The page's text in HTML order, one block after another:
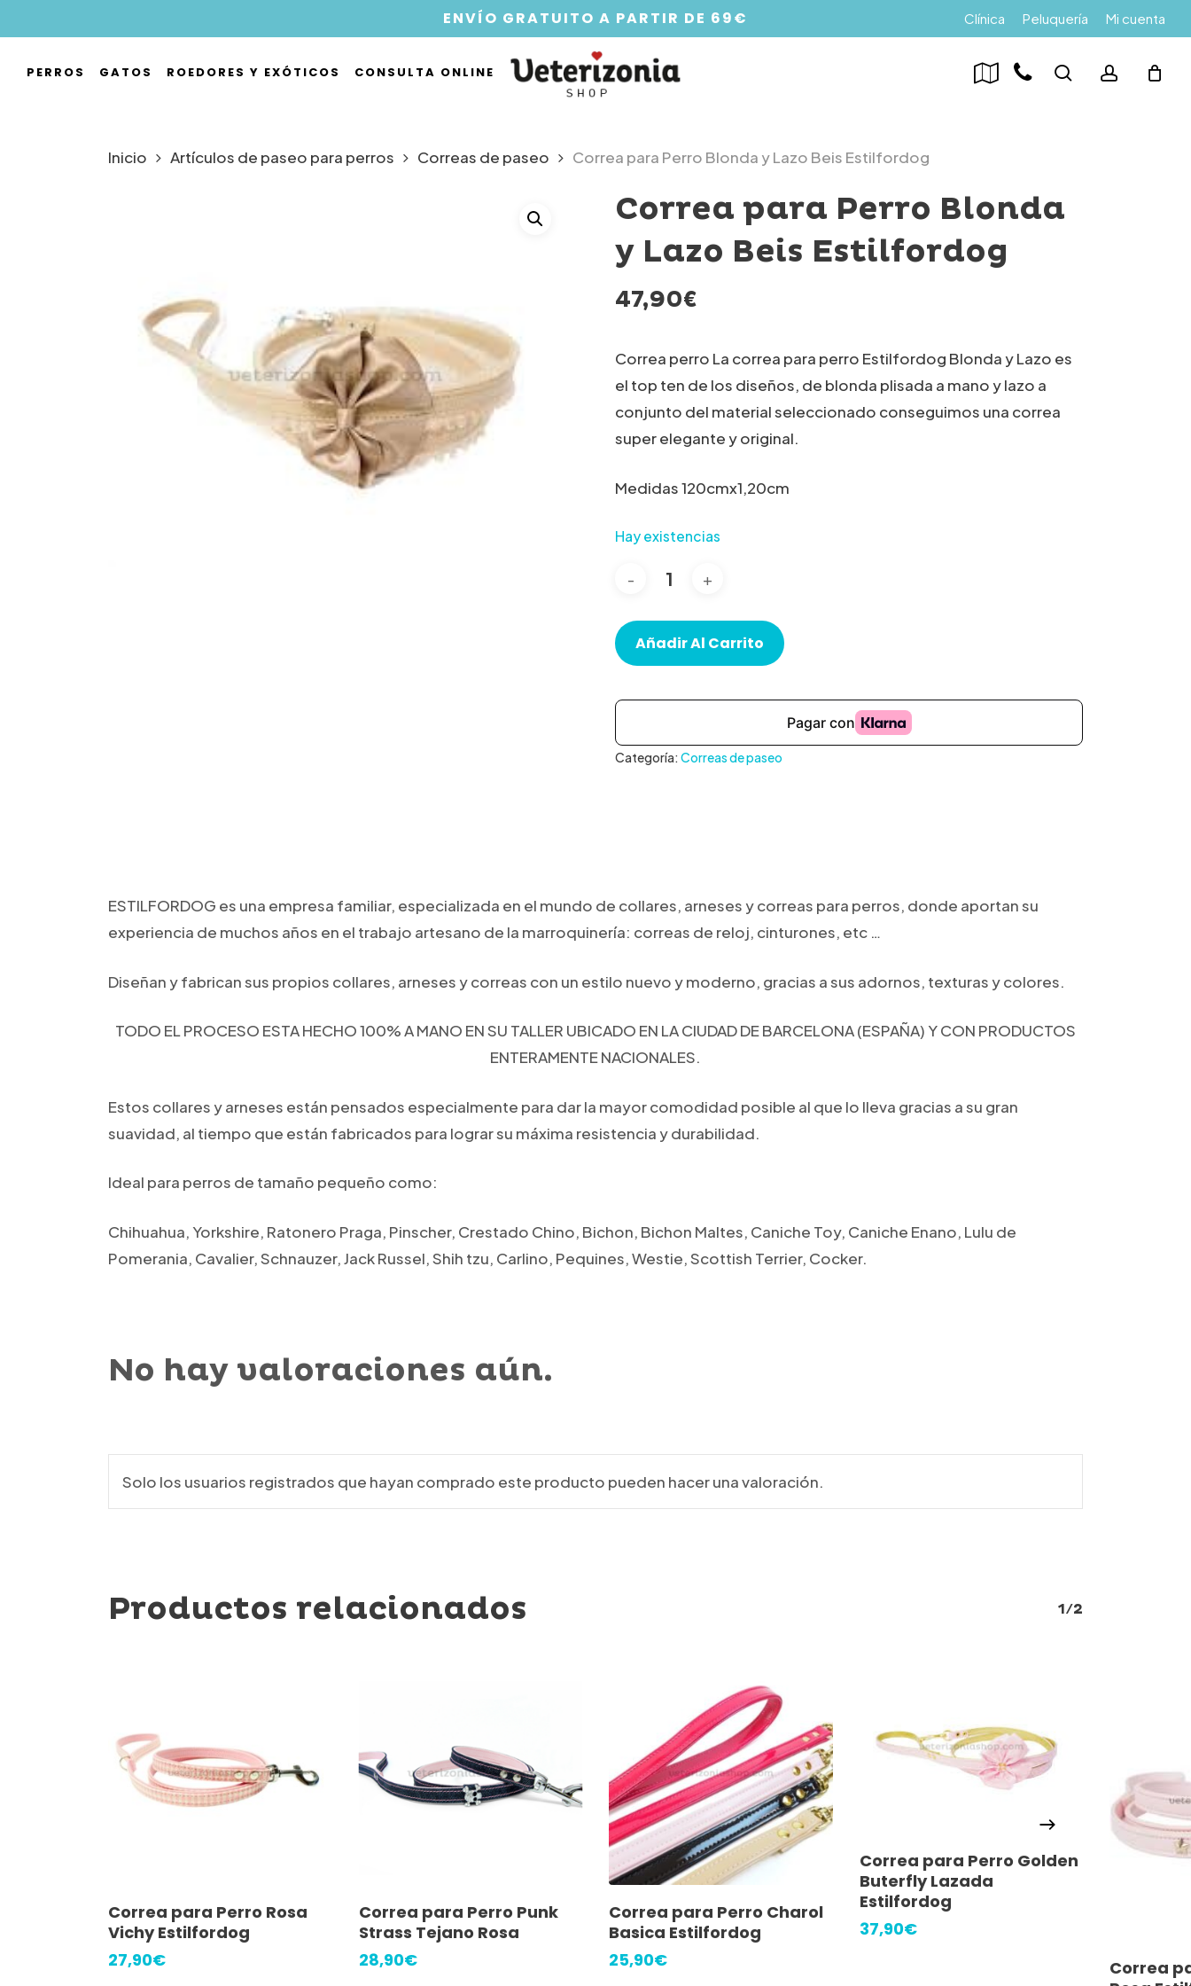
to
main
ENVÍO GRATUITO A PARTIR DE 69€ Clínica Peluquería Mi cuenta
PERROS GATOS ROEDORES Y EXÓTICOS CONSULTA ONLINE search account
Inicio Artículos de paseo para perros Correas de paseo Correa para Perro Blonda y Lazo Beis Estilfordog
Correa para Perro Blonda
y Lazo Beis Estilfordog
47,90€
Correa perro La correa para perro Estilfordog Blonda y Lazo es
el top ten de los diseños, de blonda plisada a mano y lazo a
conjunto del material seleccionado conseguimos una correa
super elegante y original.
Medidas 120cmx1,20cm
Hay existencias
Añadir Al Carrito
Categoría: Correas de paseo
ESTILFORDOG es una empresa familiar, especializada en el mundo de collares, arneses y correas para perros, donde aportan su
experiencia de muchos años en el trabajo artesano de la marroquinería: correas de reloj, cinturones, etc …
Diseñany fabrican sus propios collares, arneses y correas con un estilo nuevo y moderno, gracias a sus adornos, texturas y colores.
TODO EL PROCESO ESTA HECHO 100% A MANO EN SU TALLER UBICADO EN LA CIUDAD DE BARCELONA (ESPAÑA) Y CON PRODUCTOS
ENTERAMENTE NACIONALES.
Estos collares y arneses están pensados ​​especialmente para dar la mayor comodidad posible al que lo lleva gracias a su gran
suavidad, al tiempo que están fabricados para lograr su máxima resistencia y durabilidad.
Ideal para perros de tamaño pequeño como:
Chihuahua, Yorkshire, Ratonero Praga, Pinscher, Crestado Chino, Bichon, Bichon Maltes, Caniche Toy, Caniche Enano, Lulu de
Pomerania, Cavalier, Schnauzer, Jack Russel, Shih tzu, Carlino, Pequines, Westie, Scottish Terrier, Cocker.
No hay valoraciones aún.
Solo los usuarios registrados que hayan comprado este producto pueden hacer una valoración.
Productos relacionados 1/2
Añadir Al Carrito
Correa para Perro Rosa
Vichy Estilfordog
27,90€
Añadir Al Carrito
Correa para Perro Punk
Strass Tejano Rosa
28,90€
Añadir Al Carrito
Correa para Perro Charol
Basica Estilfordog
25,90€
Añadir Al Carrito
Correa para Perro Golden
Buterfly Lazada
Estilfordog
37,90€
Correa
Menu